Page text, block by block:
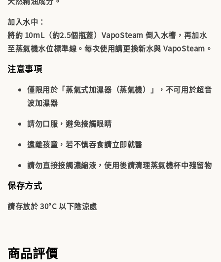
加入水中 ：
將約 10mL（約2.5個瓶蓋）VapoSteam 倒入水槽，再加水
至蒸氣機水位標準線。每次使用請更換新水與 VapoSteam。
注意事項
僅限用於「蒸氣式加濕器（蒸氣機）」， 不可用於超音
波加濕器
請勿口服，避免接觸眼睛
遠離孩童，若不慎吞食請立即就醫
請勿直接接觸濃縮液，使用後請清理蒸氣機杯中殘留物
保存方式
請存放於 30°C 以下陰涼處
商品評價